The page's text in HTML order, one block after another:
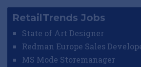
RetailTrends Jobs
State of Art Designer
Redman Europe Sales
MS Mode Storemanager